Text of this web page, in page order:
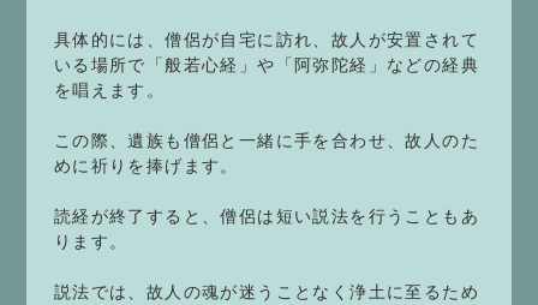
具体的には、僧侶が自宅に訪れ、故人が安置されて
いる場所で「般若心経」や「阿弥陀経」などの経典
を唱えます。
この際、遺族も僧侶と一緒に手を合わせ、故人のた
めに祈りを捧げます。
読経が終了すると、僧侶は短い説法を行うこともあ
ります。
説法では、故人の魂が迷うことなく浄土に至るため